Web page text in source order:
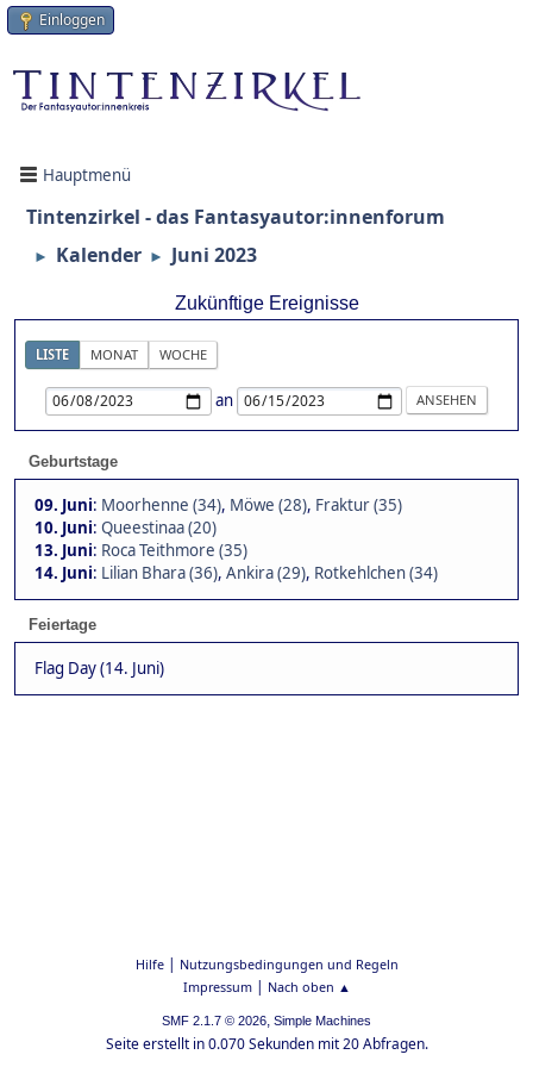
Einloggen
Hauptmenü
Tintenzirkel - das Fantasyautor:innenforum
► Kalender ► Juni 2023
Zukünftige Ereignisse
LISTE MONAT WOCHE
an
Geburtstage
09. Juni: Moorhenne (34), Möwe (28), Fraktur (35)
10. Juni: Queestinaa (20)
13. Juni: Roca Teithmore (35)
14. Juni: Lilian Bhara (36), Ankira (29), Rotkehlchen (34)
Feiertage
Flag Day (14. Juni)
Hilfe| Nutzungsbedingungen und Regeln
Impressum| Nach oben ▲
SMF 2.1.7 © 2026, Simple Machines
Seite erstellt in 0.070 Sekunden mit 20 Abfragen.